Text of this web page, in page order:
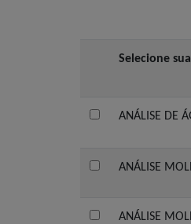
Selecione
ANÁLISE DE
ANÁLISE
ANÁLISE